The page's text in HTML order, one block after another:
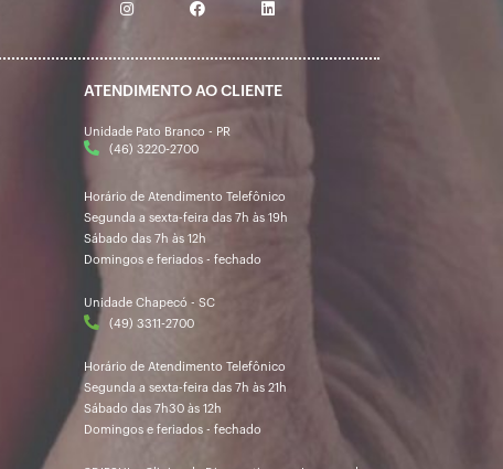
ATENDIMENTO AO CLIENTE
Unidade Pato Branco - PR
(46) 3220-2700
Horário de Atendimento Telefônico
Segunda a sexta-feira das 7h às 19h
Sábado das 7h às 12h
Domingos e feriados - fechado
Unidade Chapecó - SC
(49) 3311-2700
Horário de Atendimento Telefônico
Segunda a sexta-feira das 7h às 21h
Sábado das 7h30 às 12h
Domingos e feriados - fechado